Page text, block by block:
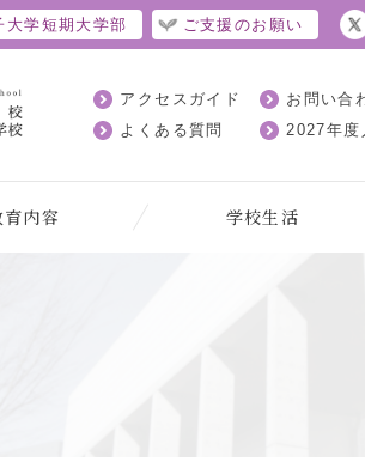
大学短期大学部 ご支援のお願い
アクセスガイド
よくある質問
お問い合
2027年度
育内容 学校生活